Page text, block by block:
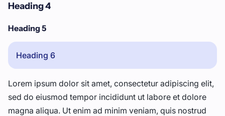
Heading 4
Heading 5
Heading 6
Lorem ipsum dolor sit amet, consectetur adipiscing elit,
sed do eiusmod tempor incididunt ut labore et dolore
magna aliqua. Ut enim ad minim veniam, quis nostrud